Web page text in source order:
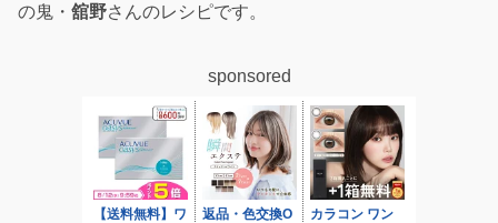
の鬼・ 舘野さんのレシピです。
sponsored